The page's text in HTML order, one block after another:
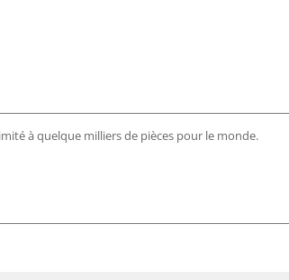
à quelque milliers de pièces pour le monde.